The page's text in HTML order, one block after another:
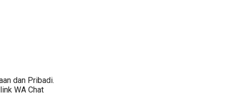
dan Pribadi.
WA Chat